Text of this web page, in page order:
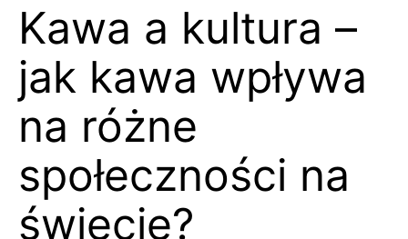
Kawa a kultura –
jak kawa wpływa
na różne
społeczności na
świecie?